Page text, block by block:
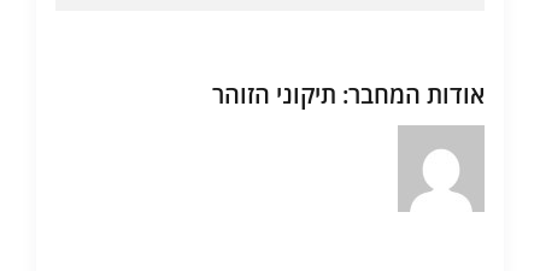
אודות המחבר: תיקוני הזוהר